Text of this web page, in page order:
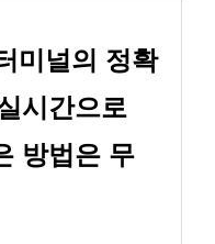
미널의 정확
시간으로
방법은 무